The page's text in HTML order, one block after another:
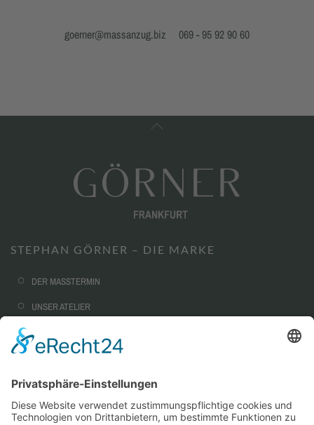
goerner@massanzug.biz 069 - 95 92 90 60
STEPHAN GÖRNER – DIE MARKE
DER MASSTERMIN
UNSER ATELIER
NACHHALTIGKEIT
CORPORATE FASHION
AUSSTATTUNG & OPTIONEN